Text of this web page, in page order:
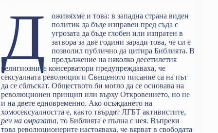
Д
оживяхме и това: в западна страна виден
политик да бъде изправен пред съда с
угрозата да бъде глобен или изпратен в
затвора за две години заради това, че си е
позволил публично да цитира Библията. В
продължение на няколко десетилетия
религиозните консерватори предупреждаваха, че
сексуалната революция и Свещеното писание са на път
да се сблъскат. Обществото би могло да се основава на
революционен принцип или върху Откровението, но не
и на двете едновременно. Ако осъждането на
хомосексуалността е, както твърдят ЛГБТ активистите,
реч на омразата, то Библията е пълна с нея. Въпреки
това революционерите настояваха, че вярват в свободата